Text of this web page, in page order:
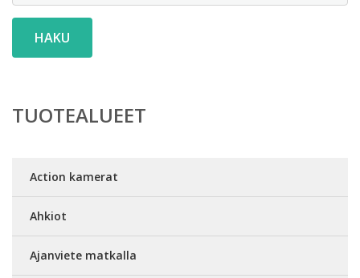
HAKU
TUOTEALUEET
Action kamerat
Ahkiot
Ajanviete matkalla